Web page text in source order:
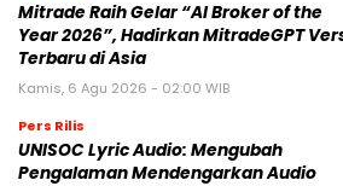
Mitrade Raih Gelar “AI Broker of the
Year 2026”, Hadirkan MitradeGPT
Terbaru di Asia
Kamis, 6 Agu 2026 - 02:00 WIB
Pers Rilis
UNISOC Lyric Audio: Mengubah
Pengalaman Mendengarkan Audio